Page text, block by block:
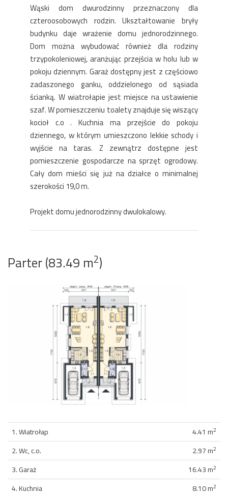
Wąski dom dwurodzinny przeznaczony dla
czteroosobowych rodzin. Ukształtowanie bryły
budynku daje wrażenie domu jednorodzinnego.
Dom można wybudować również dla rodziny
trzypokoleniowej, aranżując przejścia w holu lub w
pokoju dziennym. Garaż dostępny jest z częściowo
zadaszonego ganku, oddzielonego od sąsiada
ścianką. W wiatrołapie jest miejsce na ustawienie
szaf. W pomieszczeniu toalety znajduje się wiszący
kocioł c.o . Kuchnia ma przejście do pokoju
dziennego, w którym umieszczono lekkie schody i
wyjście na taras. Z zewnątrz dostępne jest
pomieszczenie gospodarcze na sprzęt ogrodowy.
Cały dom mieści się już na działce o minimalnej
szerokości 19,0 m.
Projekt domu jednorodzinny dwulokalowy.
Parter (83.49 m2)
1. Wiatrołap 4.41 m2
2. Wc, c.o. 2.97 m2
3. Garaż 16.43 m2
4. Kuchnia 8.10 m2